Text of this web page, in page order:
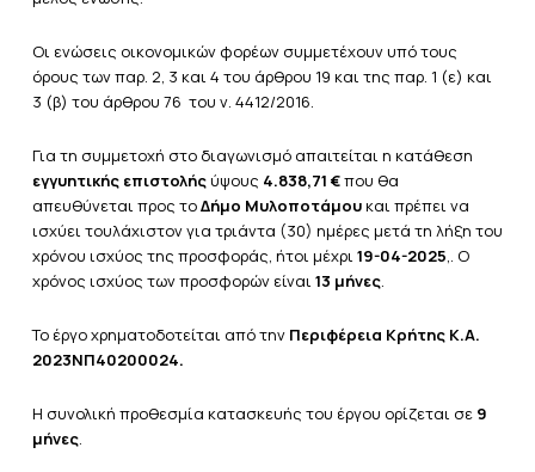
Οι ενώσεις οικονομικών φορέων συμμετέχουν υπό τους
όρους των παρ. 2, 3 και 4 του άρθρου 19 και της παρ. 1 (ε) και
3 (β) του άρθρου 76 του ν. 4412/2016.
Για τη συμμετοχή στο διαγωνισμό απαιτείται η κατάθεση
εγγυητικής επιστολήςύψους 4.838,71 €που θα
απευθύνεται προς τοΔήμο Μυλοποτάμουκαι πρέπει να
ισχύει τουλάχιστον για τριάντα (30) ημέρες μετά τη λήξη του
χρόνου ισχύος της προσφοράς, ήτοι μέχρι 19-04-2025,. Ο
χρόνος ισχύος των προσφορών είναι 13 μήνες.
Το έργο χρηματοδοτείται από την Περιφέρεια Κρήτης Κ.Α.
2023ΝΠ40200024.
Η συνολική προθεσμία κατασκευής του έργου ορίζεται σε 9
μήνες.